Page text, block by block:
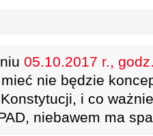
05.10.2017 r.,
nie będzie
i co
niebawem ma